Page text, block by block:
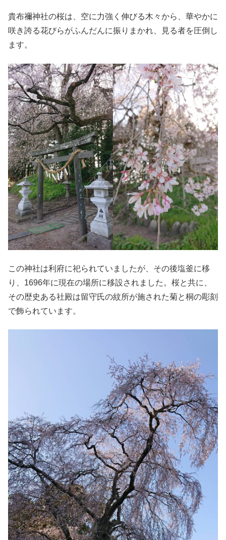
貴布禰神社の桜は、空に力強く伸びる木々から、華やかに
咲き誇る花びらがふんだんに振りまかれ、見る者を圧倒し
ます。
この神社は利府に祀られていましたが、その後塩釜に移
り、1696年に現在の場所に移設されました。桜と共に、
その歴史ある社殿は留守氏の紋所が施された菊と桐の彫刻
で飾られています。